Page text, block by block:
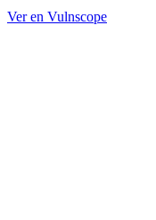
Ver en Vulnscope